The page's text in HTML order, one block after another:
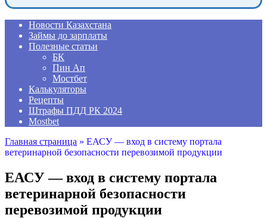
Новости Казахстана
Займы до зарплаты
Полезные статьи
БК
Пин Ап
Мостбет
Калькуляторы
Рецепты
Штрафы ПДД РК 2024
Mostbet
Главная страница » ЕАСУ — вход в систему портала
ветеринарной безопасности перевозимой продукции
ЕАСУ — вход в систему портала
ветеринарной безопасности
перевозимой продукции